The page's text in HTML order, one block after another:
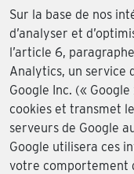
Sur la base de nos
d’analyser et
l’article 6,
Analytics, un service
Google Inc. («
cookies et transmet
serveurs de Google
Google utilisera ces
votre comportement